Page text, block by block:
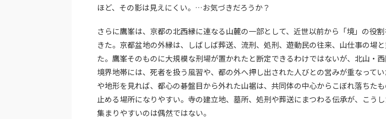
ほど、その影は見えにくい。…お気づきだろうか？
さらに鷹峯は、京都の北西縁に連なる山麓の一部として、近世以前から「境」の役
きた。京都盆地の外縁は、しばしば葬送、流刑、処刑、遊動民の往来、山仕事の場
た。鷹峯そのものに大規模な刑場が置かれたと断定できるわけではないが、北山・
境界地帯には、死者を扱う風習や、都の外へ押し出された人びとの営みが重なって
や地形を見れば、都心の碁盤目から外れた山裾は、共同体の中心からこぼれ落ちた
止める場所になりやすい。寺の建立地、墓所、処刑や葬送にまつわる伝承が、こう
集まりやすいのは偶然ではない。